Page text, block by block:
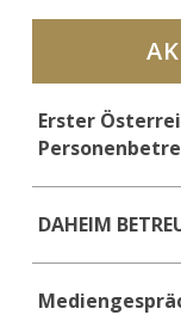
Erster
DAHEIM